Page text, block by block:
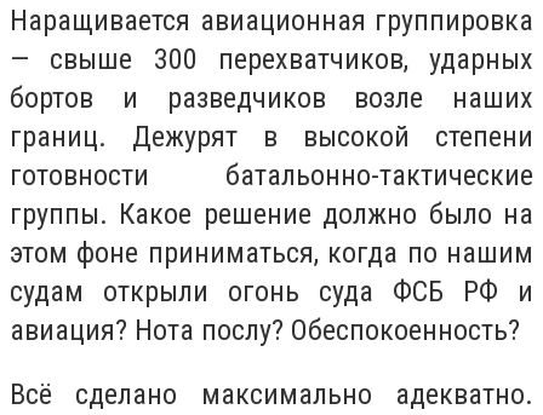
Наращивается авиационная группировка
— свыше 300 перехватчиков, ударных
бортов и разведчиков возле наших
границ. Дежурят в высокой степени
готовности батальонно-тактические
группы. Какое решение должно было на
этом фоне приниматься, когда по нашим
судам открыли огонь суда ФСБ РФ и
авиация? Нота послу? Обеспокоенность?
Всё сделано максимально адекватно.